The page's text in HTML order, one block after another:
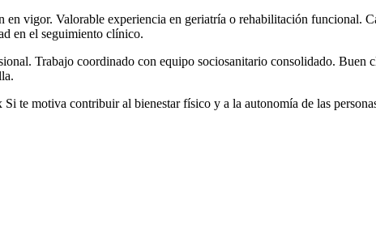
vigor. Valorable experiencia en geriatría o rehabilitación funcional.
en el seguimiento clínico.
Trabajo coordinado con equipo sociosanitario consolidado. Buen
te motiva contribuir al bienestar físico y a la autonomía de las